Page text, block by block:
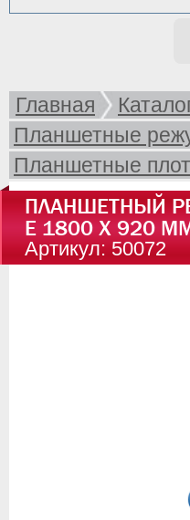
Главная
Планшетные
Планшетные
ПЛАНШЕТНЫЙ
E 1800 X 920
Артикул: 50072